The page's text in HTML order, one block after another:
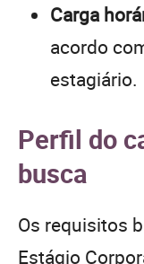
Carga
acordo
estagiário.
Perfil do
busca
Os requisitos
Estágio